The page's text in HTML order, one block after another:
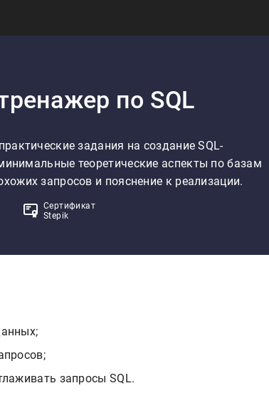
по SQL
задания на создание SQL-
теоретические аспекты по базам
запросов и пояснение к реализации.
Сертификат
Stepik
запросы SQL.